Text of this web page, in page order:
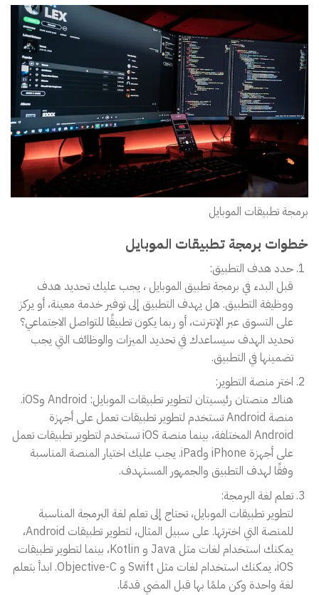
برمجة تطبيقات الموبايل
خطوات برمجة تطبيقات الموبايل
حدد هدف التطبيق:
قبل البدء في برمجة تطبيق الموبايل ، يجب عليك تحديد هدف
ووظيفة التطبيق. هل يهدف التطبيق إلى توفير خدمة معينة، أو يركز
على التسوق عبر الإنترنت، أو ربما يكون تطبيقًا للتواصل الاجتماعي؟
تحديد الهدف سيساعدك في تحديد الميزات والوظائف التي يجب
تضمينها في التطبيق.
اختر منصة التطوير:
هناك منصتان رئيسيتان لتطوير تطبيقات الموبايل: Android وiOS.
منصة Android تستخدم لتطوير تطبيقات تعمل على أجهزة
Android المختلفة، بينما منصة iOS تستخدم لتطوير تطبيقات تعمل
على أجهزة iPhone وiPad. يجب عليك اختيار المنصة المناسبة
وفقًا لهدف التطبيق والجمهور المستهدف.
تعلم لغة البرمجة:
لتطوير تطبيقات الموبايل، تحتاج إلى تعلم لغة البرمجة المناسبة
للمنصة التي اخترتها. على سبيل المثال، لتطوير تطبيقات Android،
يمكنك استخدام لغات مثل Java و Kotlin، بينما لتطوير تطبيقات
iOS، يمكنك استخدام لغات مثل Swift و Objective-C. ابدأ بتعلم
لغة واحدة وكن ملمًا بها قبل المضي قدمًا.